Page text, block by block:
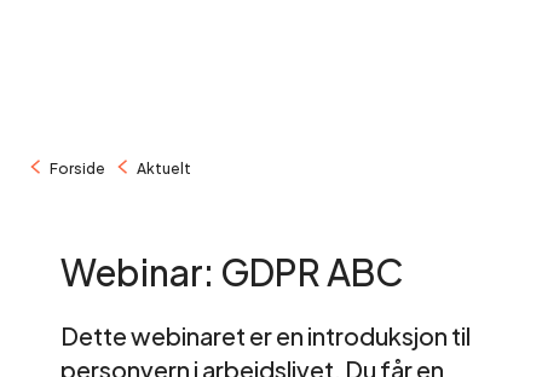
Forside Aktuelt
Webinar: GDPR ABC
Dette webinaret er en introduksjon til
personvern i arbeidslivet. Du får en